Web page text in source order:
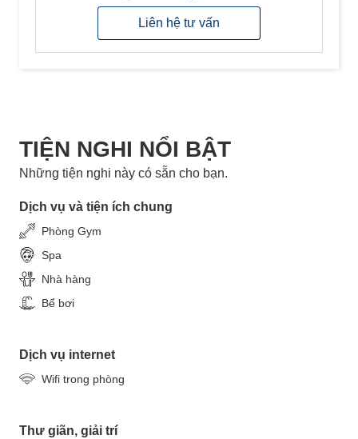
Liên hệ tư vấn
TIỆN NGHI NỔI BẬT
Những tiện nghi này có sẵn cho bạn.
Dịch vụ và tiện ích chung
Phòng Gym
Spa
Nhà hàng
Bể bơi
Dịch vụ internet
Wifi trong phòng
Thư giãn, giải trí